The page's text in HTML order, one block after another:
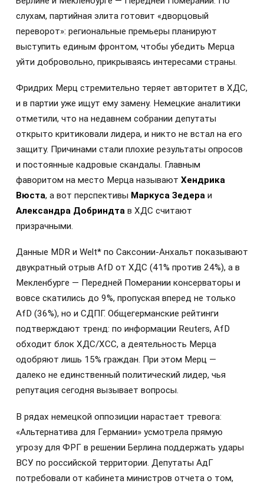
слухам, партийная элита готовит «дворцовый
переворот»: региональные премьеры планируют
выступить единым фронтом, чтобы убедить Мерца
уйти добровольно, прикрываясь интересами страны.
Фридрих Мерц стремительно теряет авторитет в ХДС,
и в партии уже ищут ему замену. Немецкие аналитики
отметили, что на недавнем собрании депутаты
открыто критиковали лидера, и никто не встал на его
защиту. Причинами стали плохие результаты опросов
и постоянные кадровые скандалы. Главным
фаворитом на место Мерца называют Хендрика
Вюста, а вот перспективы Маркуса Зедера и
Александра Добриндта в ХДС считают
призрачными.
Данные MDR и Welt* по Саксонии-Анхальт показывают
двукратный отрыв AfD от ХДС (41% против 24%), а в
Мекленбурге — Передней Померании консерваторы и
вовсе скатились до 9%, пропуская вперед не только
AfD (36%), но и СДПГ. Общегерманские рейтинги
подтверждают тренд: по информации Reuters, AfD
обходит блок ХДС/ХСС, а деятельность Мерца
одобряют лишь 15% граждан. При этом Мерц —
далеко не единственный политический лидер, чья
репутация сегодня вызывает вопросы.
В рядах немецкой оппозиции нарастает тревога:
«Альтернатива для Германии» усмотрела прямую
угрозу для ФРГ в решении Берлина поддержать удары
ВСУ по российской территории. Депутаты АдГ
потребовали от кабинета министров отчета о том,